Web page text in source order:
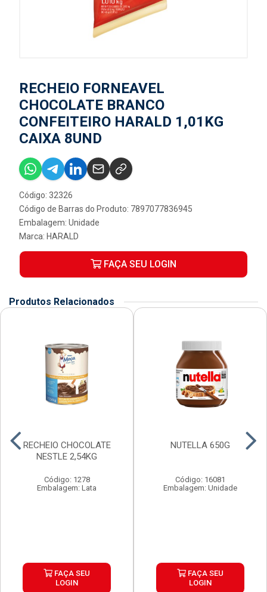
RECHEIO FORNEAVEL
CHOCOLATE BRANCO
CONFEITEIRO HARALD 1,01KG
CAIXA 8UND
Código: 32326
Código de Barras do Produto: 7897077836945
Embalagem: Unidade
Marca: HARALD
FAÇA SEU LOGIN
Produtos Relacionados
RECHEIO CHOCOLATE
NESTLE 2,54KG
Código: 1278
Embalagem: Lata
FAÇA SEU
LOGIN
NUTELLA 650G
Código: 16081
Embalagem: Unidade
FAÇA SEU
LOGIN